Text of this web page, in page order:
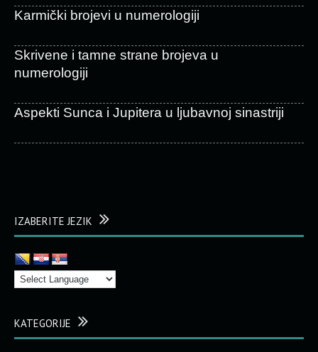
Karmički brojevi u numerologiji
Skrivene i tamne strane brojeva u
numerologiji
Aspekti Sunca i Jupitera u ljubavnoj sinastriji
IZABERITE JEZIK
KATEGORIJE